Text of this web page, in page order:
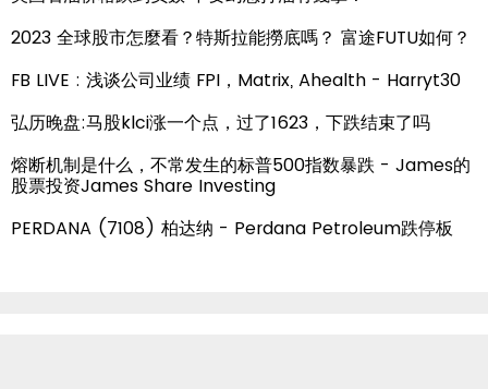
2023 全球股市怎麼看？特斯拉能撈底嗎？ 富途FUTU如何？
FB LIVE : 浅谈公司业绩 FPI，Matrix, Ahealth - Harryt30
弘历晚盘:马股klci涨一个点，过了1623，下跌结束了吗
熔断机制是什么，不常发生的标普500指数暴跌 - James的
股票投资James Share Investing
PERDANA (7108) 柏达纳 - Perdana Petroleum跌停板